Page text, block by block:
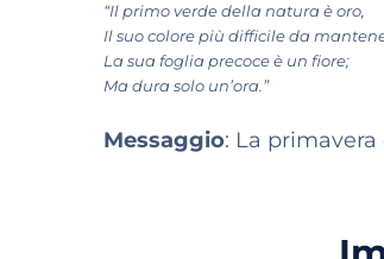
“Il primo verde della natura è oro,
Il suo colore più difficile da
La sua foglia precoce è un fiore;
Ma dura solo un’ora.”
Messaggio: La primavera